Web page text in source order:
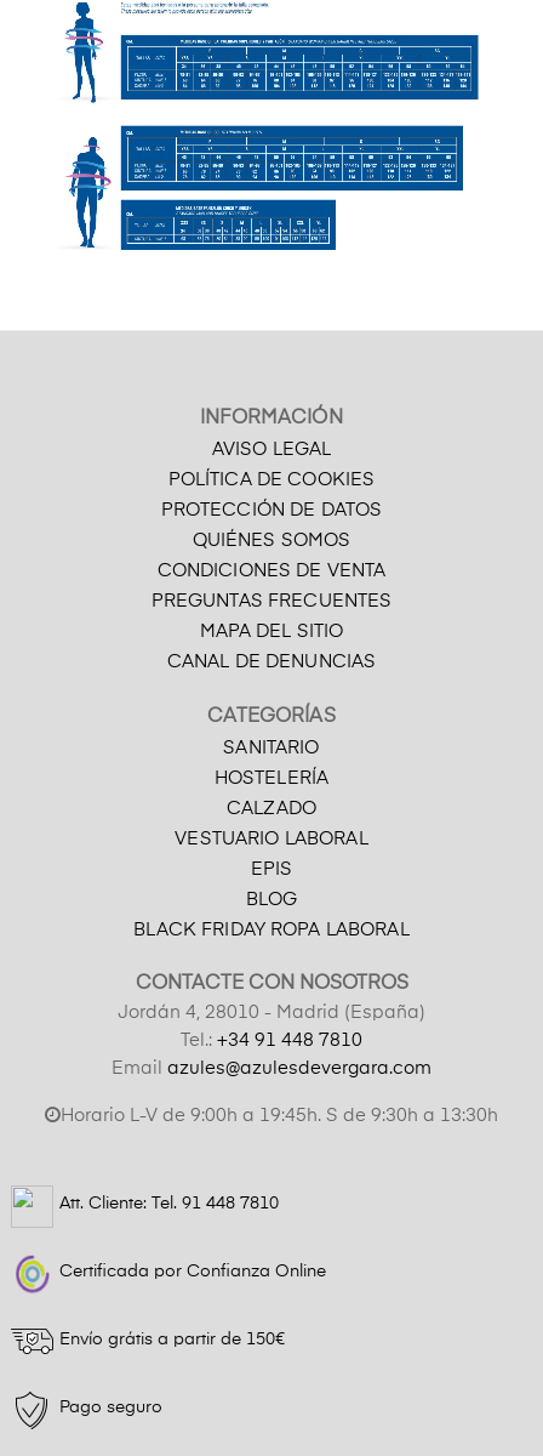
INFORMACIÓN
AVISO LEGAL
POLÍTICA DE COOKIES
PROTECCIÓN DE DATOS
QUIÉNES SOMOS
CONDICIONES DE VENTA
PREGUNTAS FRECUENTES
MAPA DEL SITIO
CANAL DE DENUNCIAS
CATEGORÍAS
SANITARIO
HOSTELERÍA
CALZADO
VESTUARIO LABORAL
EPIS
BLOG
BLACK FRIDAY ROPA LABORAL
CONTACTE CON NOSOTROS
Jordán 4, 28010 - Madrid (España)
Tel.: +34 91 448 7810
Email azules@azulesdevergara.com
Horario L-V de 9:00h a 19:45h. S de 9:30h a 13:30h
Att. Cliente: Tel. 91 448 7810
Certificada por Confianza Online
Envío grátis a partir de 150€
Pago seguro